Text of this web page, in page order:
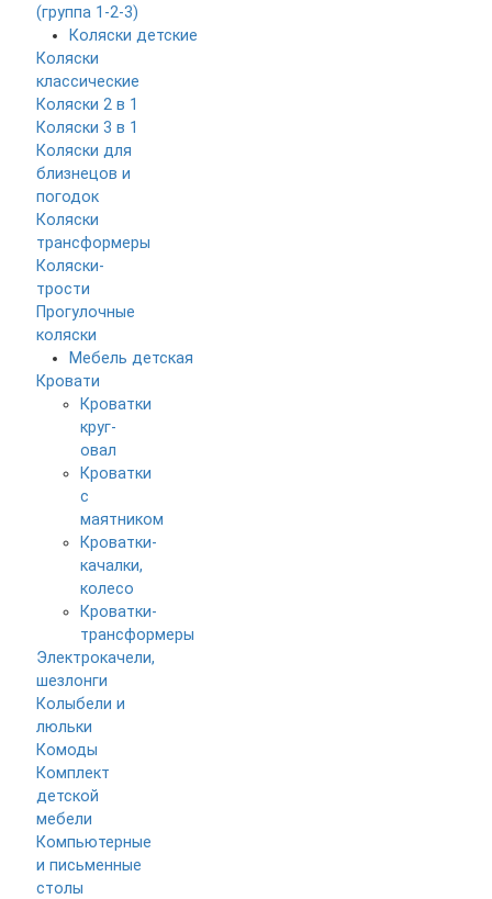
(группа 1-2-3)
Коляски детские
Коляски
классические
Коляски 2 в 1
Коляски 3 в 1
Коляски для
близнецов и
погодок
Коляски
трансформеры
Коляски-
трости
Прогулочные
коляски
Мебель детская
Кровати
Кроватки
круг-
овал
Кроватки
с
маятником
Кроватки-
качалки,
колесо
Кроватки-
трансформеры
Электрокачели,
шезлонги
Колыбели и
люльки
Комоды
Комплект
детской
мебели
Компьютерные
и письменные
столы